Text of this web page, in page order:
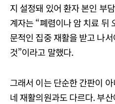
지 설정돼 있어 환자 본인 부
계자는 “폐렴이나 암 치료 뒤
문적인 집중 재활을 받고 나
것”이라고 말했다.
그래서 이는 단순한 간판이
네 재활의원과도 다르다. 부